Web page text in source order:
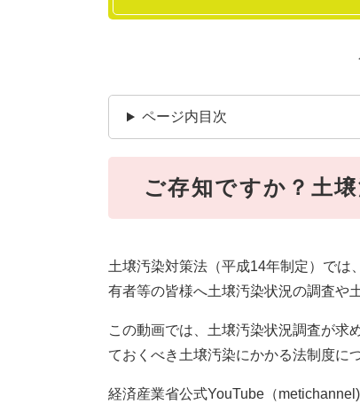
ページ内目次
ご存知ですか？土
土壌汚染対策法（平成14年制定）では
有者等の皆様へ土壌汚染状況の調査や
この動画では、土壌汚染状況調査が求
ておくべき土壌汚染にかかる法制度に
経済産業省公式YouTube（